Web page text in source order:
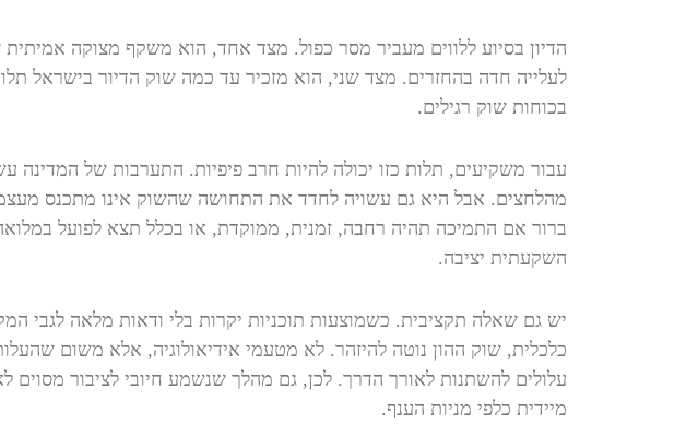
הדיון בסיוע ללווים מעביר מסר כפול. מצד אחד, הוא משקף מצוקה
לעלייה חדה בהחזרים. מצד שני, הוא מזכיר עד כמה שוק הדיור בישראל
בכוחות שוק רגילים.
עבור משקיעים, תלות כזו יכולה להיות חרב פיפיות. התערבות של המדינה
מהלחצים. אבל היא גם עשויה לחדד את התחושה שהשוק אינו מתכנס
ברור אם התמיכה תהיה רחבה, זמנית, ממוקדת, או בכלל תצא לפועל
השקעתית יציבה.
יש גם שאלה תקציבית. כשמוצעות תוכניות יקרות בלי ודאות מלאה לגבי
כלכלית, שוק ההון נוטה להיזהר. לא מטעמי אידיאולוגיה, אלא משום
עלולים להשתנות לאורך הדרך. לכן, גם מהלך שנשמע חיובי לציבור מסוים
מיידית כלפי מניות הענף.